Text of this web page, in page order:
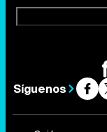
Síguenos